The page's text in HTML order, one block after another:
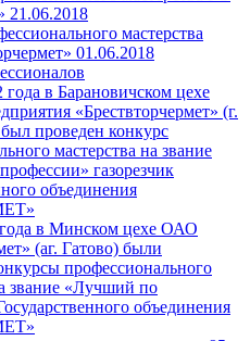
21.06.2018
мастерства
01.06.2018
в Барановичском цехе
«Брествторчермет» (г.
проведен конкурс
мастерства на звание
газорезчик
объединения
в Минском цехе ОАО
(аг. Гатово) были
профессионального
звание «Лучший по
объединения